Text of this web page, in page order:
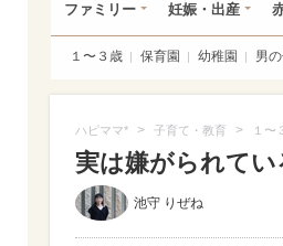
ファミリー 妊娠・出産
１〜３歳 保育園 幼稚園 男
ハピママ* > 子育て・教育 > １〜
実は嫌がられて
池守 りぜね